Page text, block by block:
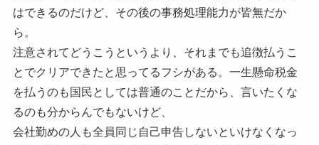
はできるのだけど、その後の事務処理能力が皆無だか
ら。
注意されてどうこうというより、それまでも追徴払うこ
とでクリアできたと思ってるフシがある。一生懸命税金
を払うのも国民としては普通のことだから、言いたくな
るのも分からんでもないけど、
会社勤めの人も全員同じ自己申告しないといけなくなっ